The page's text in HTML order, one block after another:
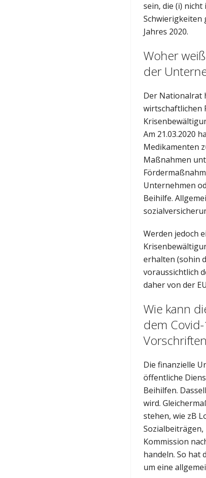
sein, die (i) nicht
Schwierigkeiten
Jahres 2020.
Woher
der
Der Nationalrat
wirtschaftlichen
Am 21.03.2020
Medikamenten
Maßnahmen
Unternehmen
Beihilfe.
Werden jedoch
erhalten (sohin
voraussichtlich
daher von der
Wie kann
dem
Die finanzielle
öffentliche
Beihilfen.
wird.
stehen, wie zB
Kommission
handeln. So hat
um eine